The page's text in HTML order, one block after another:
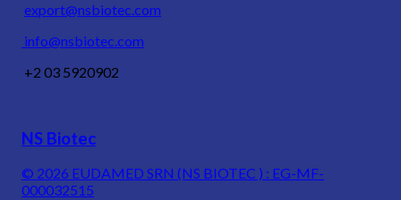
export@nsbiotec.com
info@nsbiotec.com
+2 03 5920902
NS Biotec
© 2026 EUDAMED SRN (NS BIOTEC ) : EG-MF-
000032515